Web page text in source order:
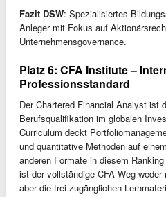
Fazit DSW: Spezialisiertes
Anleger mit Fokus auf
Unternehmensgovernance.
Platz 6: CFA Institute –
Professionsstandard
Der Chartered Financial Analyst ist
Berufsqualifikation im globalen
Curriculum deckt
und quantitative Methoden auf
anderen Formate in diesem
ist der vollständige CFA-Weg
aber die frei zugänglichen